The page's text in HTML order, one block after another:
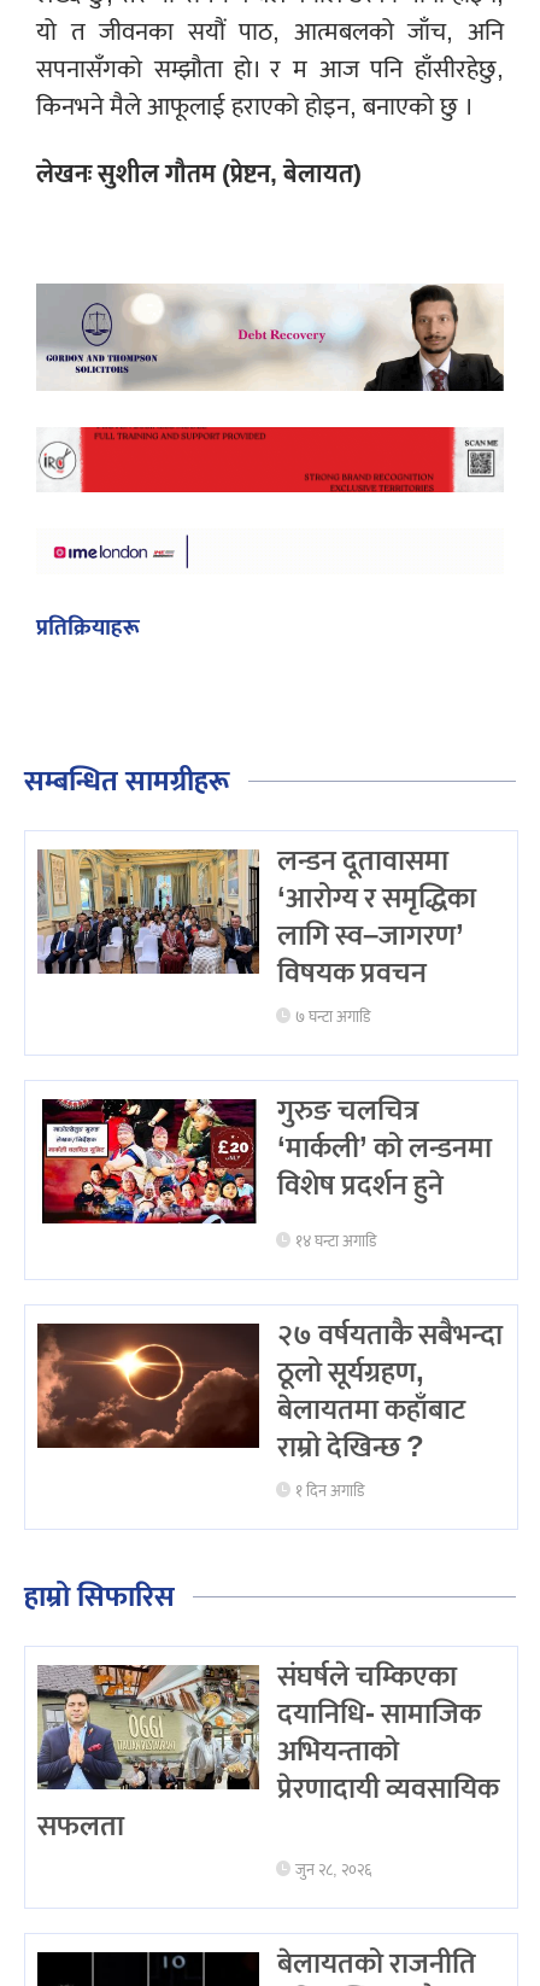
यो त जीवनका सयौं पाठ, आत्मबलको जाँच, अनि
सपनासँगको सम्झौता हो। र म आज पनि हाँसीरहेछु,
किनभने मैले आफूलाई हराएको होइन, बनाएको छु ।
लेखनः सुशील गौतम (प्रेष्टन, बेलायत)
प्रतिक्रियाहरू
सम्बन्धित सामग्रीहरू
लन्डन दूतावासमा
‘आरोग्य र समृद्धिका
लागि स्व–जागरण’
विषयक प्रवचन
७ घन्टा अगाडि
गुरुङ चलचित्र
‘मार्कली’ को लन्डनमा
विशेष प्रदर्शन हुने
१४ घन्टा अगाडि
२७ वर्षयताकै सबैभन्दा
ठूलो सूर्यग्रहण,
बेलायतमा कहाँबाट
राम्रो देखिन्छ ?
१ दिन अगाडि
हाम्रो सिफारिस
संघर्षले चम्किएका
दयानिधि- सामाजिक
अभियन्ताको
प्रेरणादायी व्यवसायिक
सफलता
जुन २८, २०२६
बेलायतको राजनीति